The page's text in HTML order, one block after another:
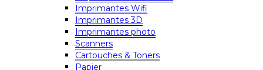
Imprimantes Wifi
Imprimantes 3D
Imprimantes photo
Scanners
Cartouches & Toners
Papier